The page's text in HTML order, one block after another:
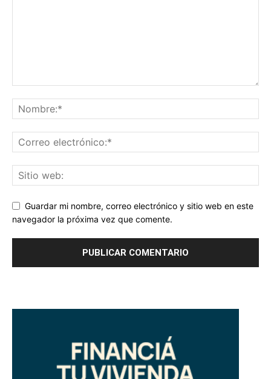
Guardar mi nombre, correo electrónico y sitio web en este
navegador la próxima vez que comente.